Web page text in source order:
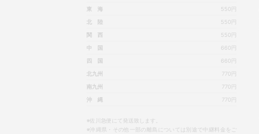
東 海
550円
北 陸
550円
関 西
550円
中 国
660円
四 国
660円
北九州
770円
南九州
770円
沖 縄
770円
※佐川急便にて発送致します。
※沖縄県・その他一部の離島については別途で中継料金をご